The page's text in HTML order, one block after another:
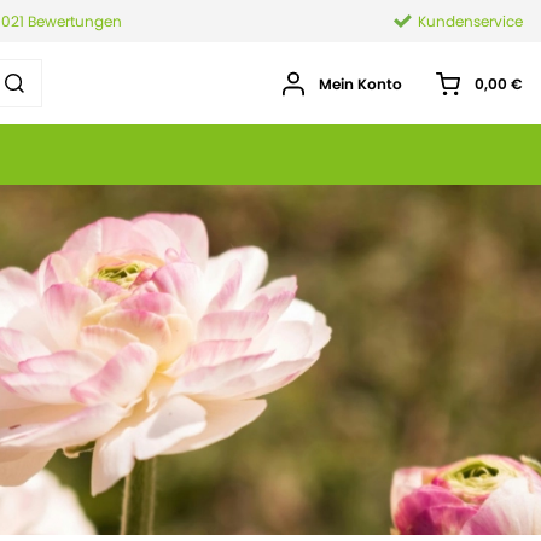
Bewertungen Kundenservice
Mein Konto 0,00 €